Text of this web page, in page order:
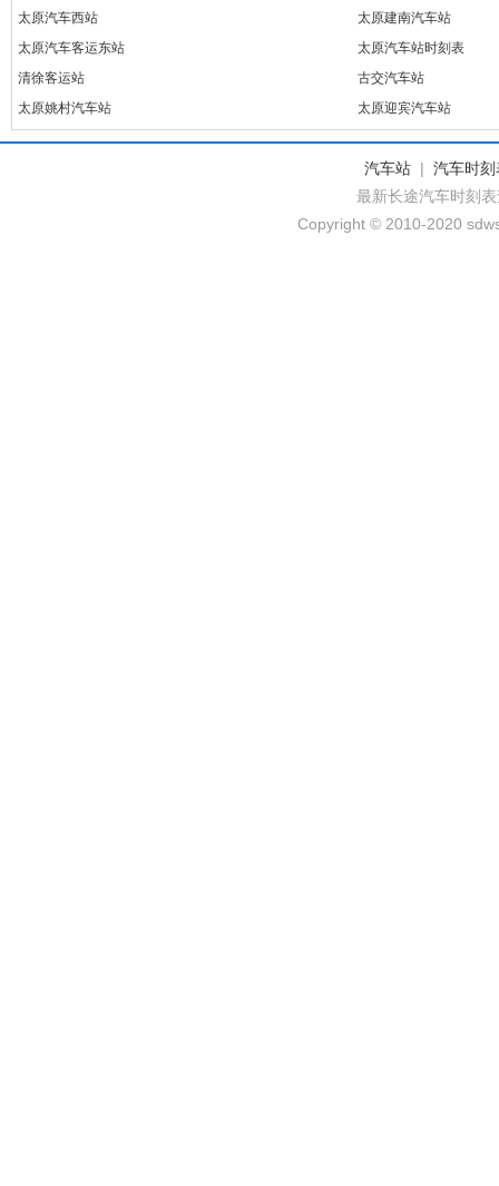
太原汽车西站
太原建南汽车站
太原汽车客运东站
太原汽车站时刻表
清徐客运站
古交汽车站
太原姚村汽车站
太原迎宾汽车站
汽车站 | 汽车时刻
最新长途汽车时刻
Copyright © 2010-2020